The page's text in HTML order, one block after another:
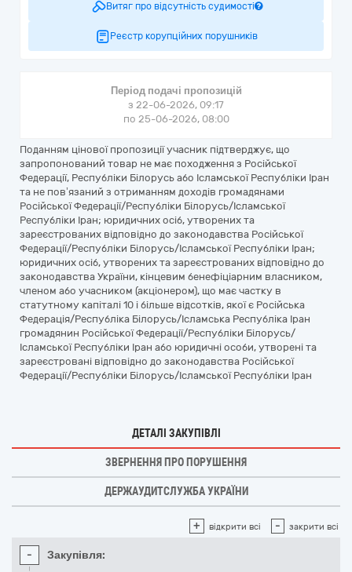
Витяг про відсутність судимості
Реєстр корупційних порушників
Період подачі пропозицій
з 22-06-2026, 09:17
по 25-06-2026, 08:00
Поданням цінової пропозиції учасник підтверджує, що
запропонований товар не має походження з Російської
Федерації, Республіки Білорусь або Ісламської Республіки Іран
та не пов’язаний з отриманням доходів громадянами
Російської Федерації/Республіки Білорусь/Ісламської
Республіки Іран; юридичних осіб, утворених та
зареєстрованих відповідно до законодавства Російської
Федерації/Республіки Білорусь/Ісламської Республіки Іран;
юридичних осіб, утворених та зареєстрованих відповідно до
законодавства України, кінцевим бенефіціарним власником,
членом або учасником (акціонером), що має частку в
статутному капіталі 10 і більше відсотків, якої є Російська
Федерація/Республіка Білорусь/Ісламська Республіка Іран
громадянин Російської Федерації/Республіки Білорусь/
Ісламської Республіки Іран або юридичні особи, утворені та
зареєстровані відповідно до законодавства Російської
Федерації/Республіки Білорусь/Ісламської Республіки Іран
ДЕТАЛІ ЗАКУПІВЛІ
ЗВЕРНЕННЯ ПРО ПОРУШЕННЯ
ДЕРЖАУДИТСЛУЖБА УКРАЇНИ
+ відкрити всі - закрити всі
- Закупівля: